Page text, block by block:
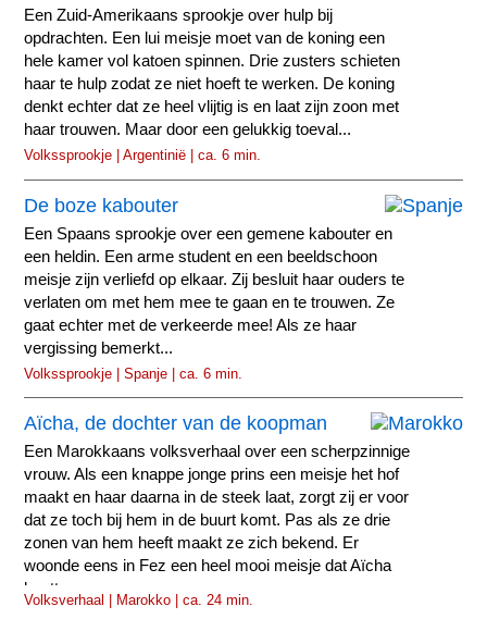
Een Zuid-Amerikaans sprookje over hulp bij
opdrachten. Een lui meisje moet van de koning een
hele kamer vol katoen spinnen. Drie zusters schieten
haar te hulp zodat ze niet hoeft te werken. De koning
denkt echter dat ze heel vlijtig is en laat zijn zoon met
haar trouwen. Maar door een gelukkig toeval...
Volkssprookje | Argentinië | ca. 6 min.
De boze kabouter
Een Spaans sprookje over een gemene kabouter en
een heldin. Een arme student en een beeldschoon
meisje zijn verliefd op elkaar. Zij besluit haar ouders te
verlaten om met hem mee te gaan en te trouwen. Ze
gaat echter met de verkeerde mee! Als ze haar
vergissing bemerkt...
Volkssprookje | Spanje | ca. 6 min.
Aïcha, de dochter van de koopman
Een Marokkaans volksverhaal over een scherpzinnige
vrouw. Als een knappe jonge prins een meisje het hof
maakt en haar daarna in de steek laat, zorgt zij er voor
dat ze toch bij hem in de buurt komt. Pas als ze drie
zonen van hem heeft maakt ze zich bekend. Er
woonde eens in Fez een heel mooi meisje dat Aïcha
heette.
Volksverhaal | Marokko | ca. 24 min.